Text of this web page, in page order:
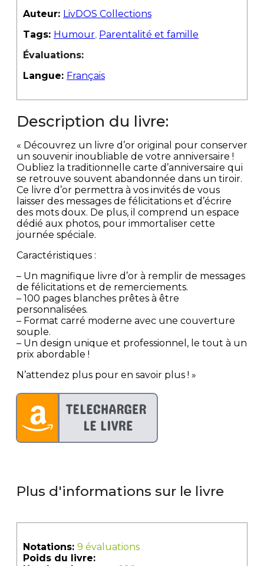
Auteur: LivDOS Collections
Tags: Humour, Parentalité et famille
Évaluations:
Langue: Français
Description du livre:
« Découvrez un livre d’or original pour conserver
un souvenir inoubliable de votre anniversaire !
Oubliez la traditionnelle carte d’anniversaire qui
se retrouve souvent abandonnée dans un tiroir.
Ce livre d’or permettra à vos invités de vous
laisser des messages de félicitations et d’écrire
des mots doux. De plus, il comprend un espace
dédié aux photos, pour immortaliser cette
journée spéciale.
Caractéristiques :
– Un magnifique livre d’or à remplir de messages
de félicitations et de remerciements.
– 100 pages blanches prêtes à être
personnalisées.
– Format carré moderne avec une couverture
souple.
– Un design unique et professionnel, le tout à un
prix abordable !
N’attendez plus pour en savoir plus ! »
Plus d'informations sur le livre
Notations: 9 évaluations
Poids du livre: